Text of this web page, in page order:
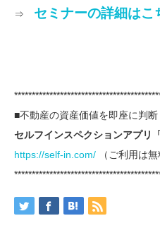
⇒ セミナーの詳細はこ
■不動産の資産価値を即座に判断
セルフインスペクションアプリ
https://self-in.com/ （ご利用は無